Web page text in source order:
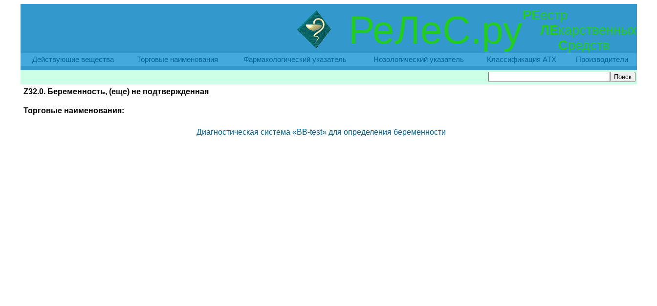
РеЛеС.руРЕестр
ЛЕкарственных
Средств
Действующие вещества Торговые наименования Фармакологический указатель Нозологический указатель Классификация АТХ Производители
Z32.0. Беременность, (еще) не подтвержденная
Торговые наименования:
Диагностическая система «BB-test» для определения беременности